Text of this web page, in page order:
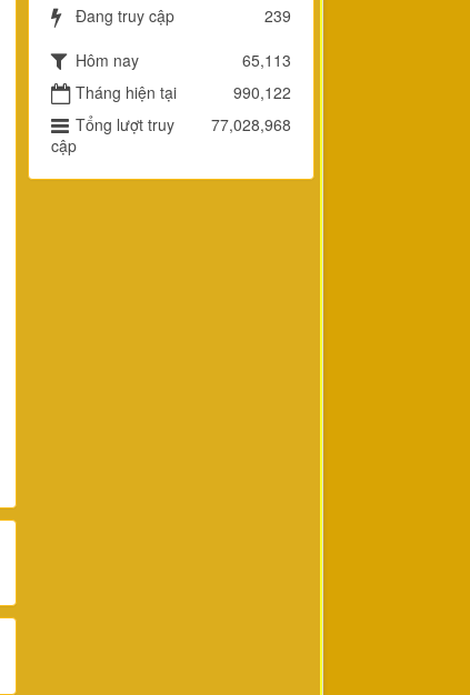
Đang truy cập
239
Hôm nay
65,113
Tháng hiện tại
990,122
Tổng lượt truy
cập
77,028,968